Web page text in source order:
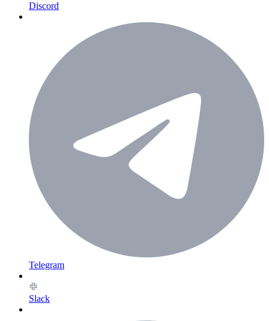
Discord
Telegram
Slack